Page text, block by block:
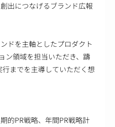
出につなげるブランド広報
ドを主軸としたプロダクト
ン領域を担当いただき、躊
までを主導していただく想
的PR戦略、年間PR戦略計